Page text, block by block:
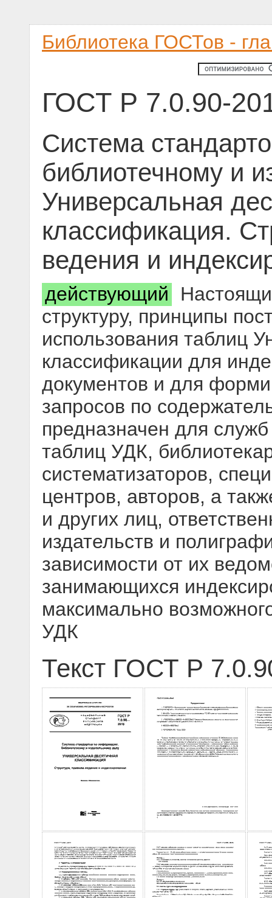
Библиотека ГОСТов -
ГОСТ Р 7.0.90-
Система
библиотечному и
Универсальная
классификация.
ведения и
действующий
структуру, принципы
использования таблиц
классификации для
документов и для
запросов по
предназначен для
таблиц УДК,
систематизаторов,
центров, авторов, а
и других лиц,
издательств и
зависимости от их
занимающихся
максимально
УДК
Текст ГОСТ Р